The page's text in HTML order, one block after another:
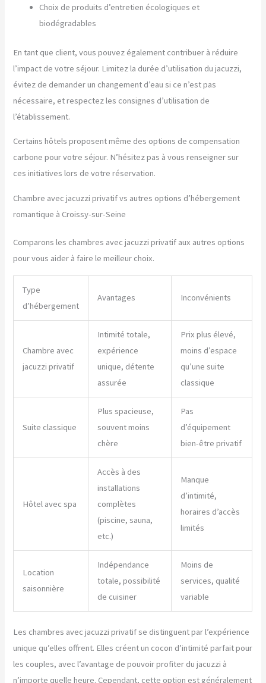
Choix de produits d’entretien écologiques et
biodégradables
En tant que client, vous pouvez également contribuer à réduire
l’impact de votre séjour. Limitez la durée d’utilisation du jacuzzi,
évitez de demander un changement d’eau si ce n’est pas
nécessaire, et respectez les consignes d’utilisation de
l’établissement.
Certains hôtels proposent même des options de compensation
carbone pour votre séjour. N’hésitez pas à vous renseigner sur
ces initiatives lors de votre réservation.
Chambre avec jacuzzi privatif vs autres options d’hébergement
romantique à Croissy-sur-Seine
Comparons les chambres avec jacuzzi privatif aux autres options
pour vous aider à faire le meilleur choix.
Type
d’hébergement
Avantages Inconvénients
Chambre avec
jacuzzi privatif
Intimité totale,
expérience
unique, détente
assurée
Prix plus élevé,
moins d’espace
qu’une suite
classique
Suite classique
Plus spacieuse,
souvent moins
chère
Pas
d’équipement
bien-être privatif
Hôtel avec spa
Accès à des
installations
complètes
(piscine, sauna,
etc.)
Manque
d’intimité,
horaires d’accès
limités
Location
saisonnière
Indépendance
totale, possibilité
de cuisiner
Moins de
services, qualité
variable
Les chambres avec jacuzzi privatif se distinguent par l’expérience
unique qu’elles offrent. Elles créent un cocon d’intimité parfait pour
les couples, avec l’avantage de pouvoir profiter du jacuzzi à
n’importe quelle heure. Cependant, cette option est généralement